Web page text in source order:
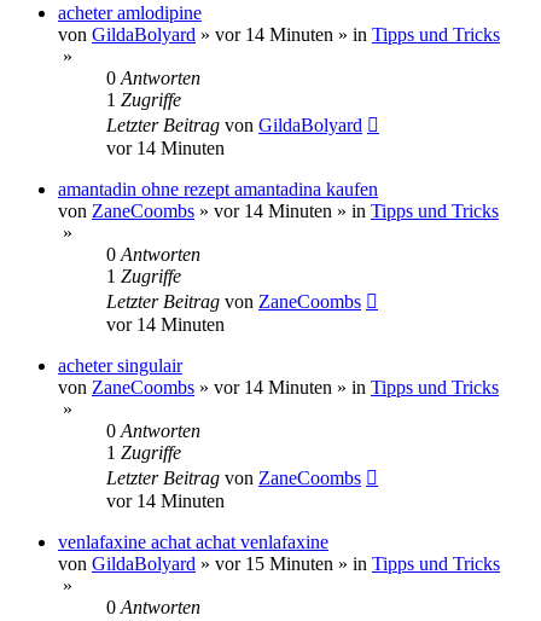
acheter amlodipine
von GildaBolyard » vor 14 Minuten » in Tipps und Tricks
»
0 Antworten
1 Zugriffe
Letzter Beitrag von GildaBolyard
vor 14 Minuten
amantadin ohne rezept amantadina kaufen
von ZaneCoombs » vor 14 Minuten » in Tipps und Tricks
»
0 Antworten
1 Zugriffe
Letzter Beitrag von ZaneCoombs
vor 14 Minuten
acheter singulair
von ZaneCoombs » vor 14 Minuten » in Tipps und Tricks
»
0 Antworten
1 Zugriffe
Letzter Beitrag von ZaneCoombs
vor 14 Minuten
venlafaxine achat achat venlafaxine
von GildaBolyard » vor 15 Minuten » in Tipps und Tricks
»
0 Antworten